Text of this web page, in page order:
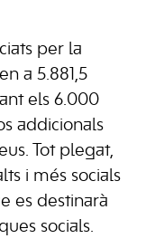
per la
a 5.881,5
els 6.000
addicionals
Tot plegat,
i més socials
es destinarà
socials.